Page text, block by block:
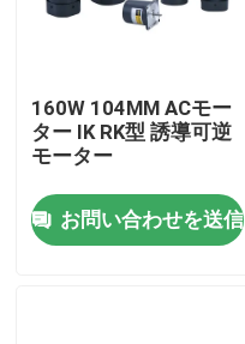
家へ
160W 104MM ACモー
ター IK RK型 誘導可逆
モーター
お問い合わせを送信